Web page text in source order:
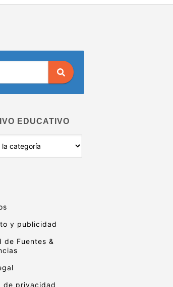
EDUCATIVO
y publicidad
de Fuentes &
de privacidad